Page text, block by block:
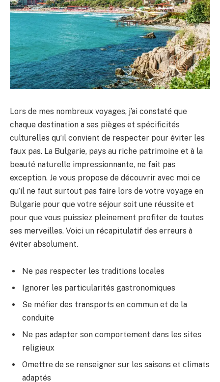
Lors de mes nombreux voyages, j’ai constaté que
chaque destination a ses pièges et spécificités
culturelles qu’il convient de respecter pour éviter les
faux pas. La Bulgarie, pays au riche patrimoine et à la
beauté naturelle impressionnante, ne fait pas
exception. Je vous propose de découvrir avec moi ce
qu’il ne faut surtout pas faire lors de votre voyage en
Bulgarie pour que votre séjour soit une réussite et
pour que vous puissiez pleinement profiter de toutes
ses merveilles. Voici un récapitulatif des erreurs à
éviter absolument.
Ne pas respecter les traditions locales
Ignorer les particularités gastronomiques
Se méfier des transports en commun et de la
conduite
Ne pas adapter son comportement dans les sites
religieux
Omettre de se renseigner sur les saisons et climats
adaptés